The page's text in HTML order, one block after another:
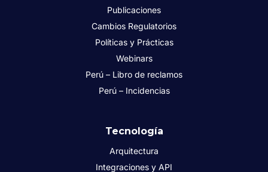
Publicaciones
Cambios Regulatorios
Políticas y Prácticas
Webinars
Perú – Libro de reclamos
Perú – Incidencias
Tecnología
Arquitectura
Integraciones y API